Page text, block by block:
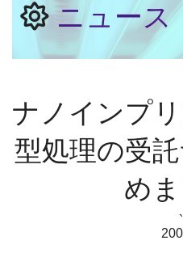
ニュース
ナノインプ
型処理の受
め
`